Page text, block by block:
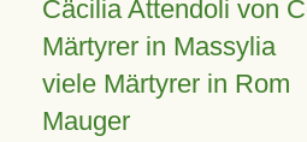
Cäcilia Attendoli von
Märtyrer in Massylia
viele Märtyrer in Rom
Mauger